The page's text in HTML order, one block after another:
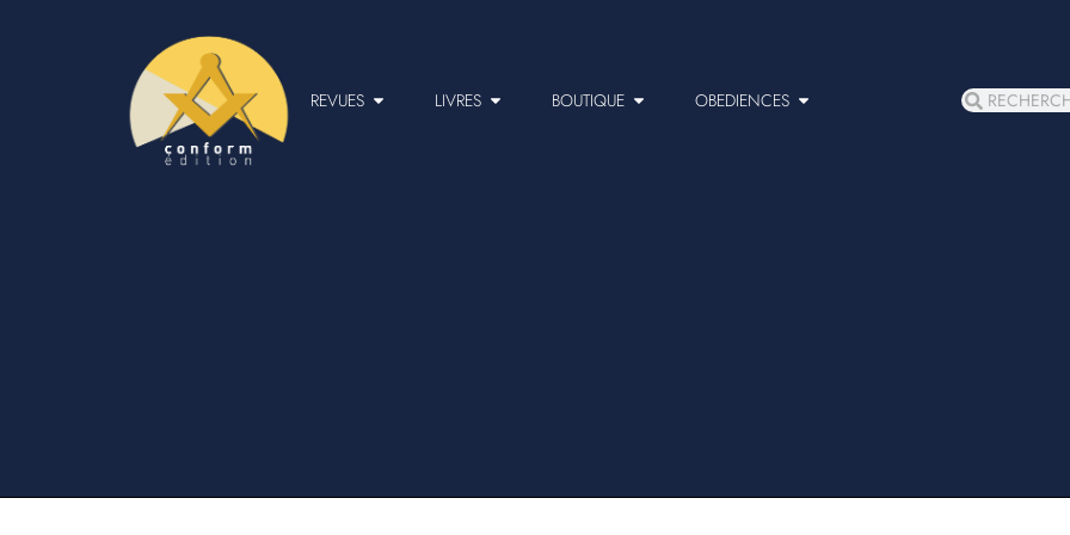
REVUES LIVRES BOUTIQUE OBEDIENCES